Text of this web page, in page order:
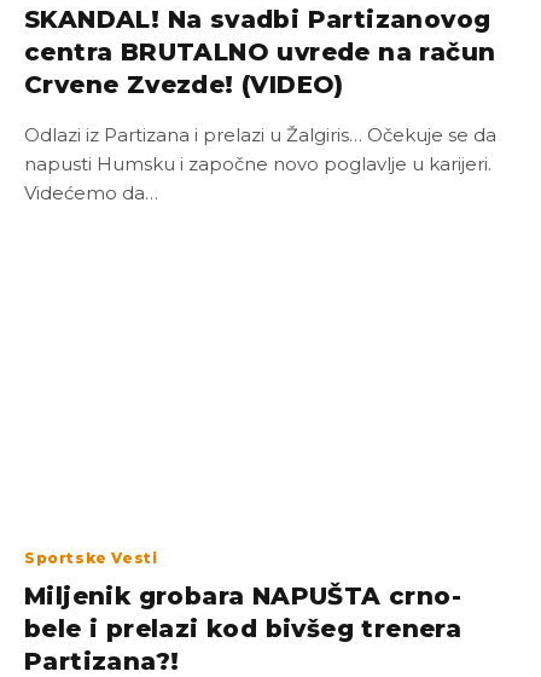
SKANDAL! Na svadbi Partizanovog
centra BRUTALNO uvrede na račun
Crvene Zvezde! (VIDEO)
Odlazi iz Partizana i prelazi u Žalgiris… Očekuje se da
napusti Humsku i započne novo poglavlje u karijeri.
Videćemo da…
Sportske Vesti
Miljenik grobara NAPUŠTA crno-
bele i prelazi kod bivšeg trenera
Partizana?!